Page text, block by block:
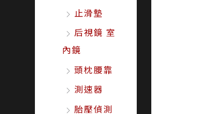
止滑墊
后視鏡 室
內鏡
頭枕腰靠
測速器
胎壓偵測